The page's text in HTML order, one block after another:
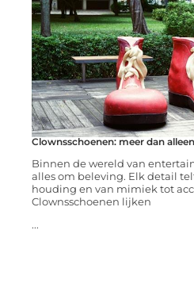
Clownsschoenen: meer dan
Binnen de wereld van
alles om beleving. Elk detail
houding en van mimiek tot
Clownsschoenen lijken
...